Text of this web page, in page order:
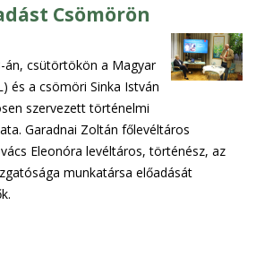
Csömörön
csütörtökön a Magyar
és a csömöri Sinka István
szervezett történelmi
Garadnai Zoltán főlevéltáros
Eleonóra levéltáros, történész, az
munkatársa előadását